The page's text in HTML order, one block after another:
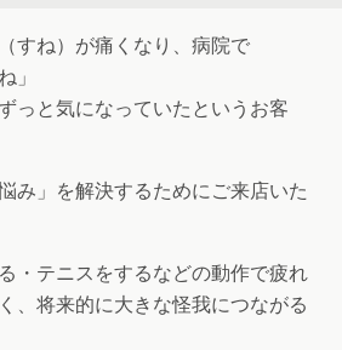
すね）が痛くなり、病院で
」
っと気になっていたというお客
み」を解決するためにご来店いた
・テニスをするなどの動作で疲れ
、将来的に大きな怪我につながる